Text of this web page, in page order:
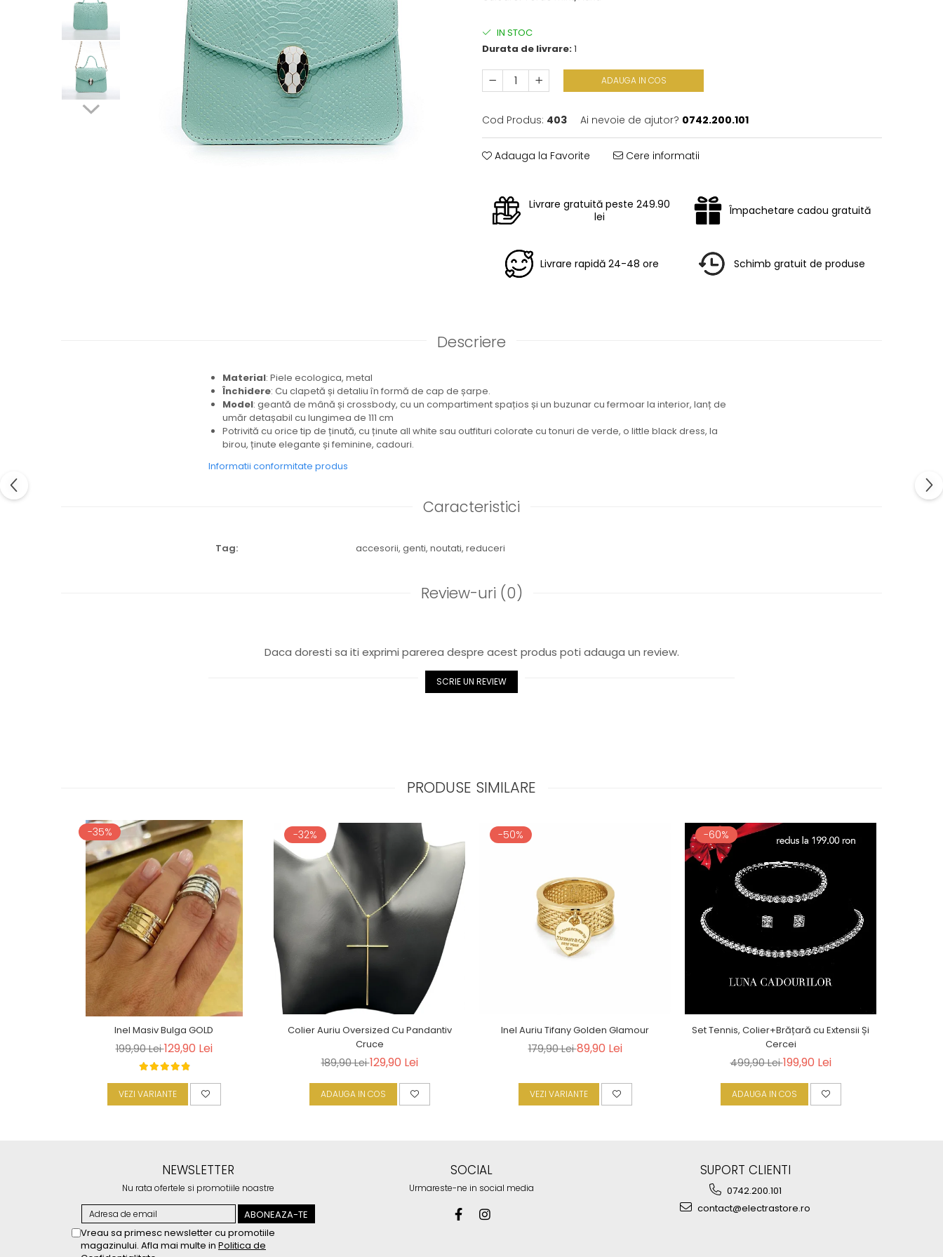
IN STOC
Durata de livrare:1
ADAUGA IN COS
Cod Produs: 403 Ai nevoie de ajutor? 0742.200.101
Adauga la Favorite Cere informatii
Livrare gratuită peste 249.90
lei
Împachetare cadou gratuită
Livrare rapidă 24-48 ore Schimb gratuit de produse
Descriere
Material: Piele ecologica, metal
Închidere: Cu clapetă și detaliu în formă de cap de șarpe.
Model: geantă de mână și crossbody, cu un compartiment spațios și un buzunar cu fermoar la interior, lanț de
umăr detașabil cu lungimea de 111 cm
Potrivită cu orice tip de ținută, cu ținute all white sau outfituri colorate cu tonuri de verde, o little black dress, la
birou, ținute elegante și feminine, cadouri.
Informatii conformitate produs
Caracteristici
Tag: accesorii, genti, noutati, reduceri
Review-uri (0)
Daca doresti sa iti exprimi parerea despre acest produs poti adauga un review.
SCRIE UN REVIEW
PRODUSE SIMILARE
-35%
Inel Masiv Bulga GOLD
199,90 Lei129,90 Lei
VEZI VARIANTE
-32%
Colier Auriu Oversized Cu Pandantiv
Cruce
189,90 Lei129,90 Lei
ADAUGA IN COS
-50%
Inel Auriu Tifany Golden Glamour
179,90 Lei89,90 Lei
VEZI VARIANTE
-60%
Set Tennis, Colier+Brățară cu Extensii Și
Cercei
499,90 Lei199,90 Lei
ADAUGA IN COS
NEWSLETTER
Nu rata ofertele si promotiile noastre
Vreau sa primesc newsletter cu promotiile
magazinului. Afla mai multe in Politica de
SOCIAL
Urmareste-ne in social media
SUPORT CLIENTI
0742.200.101
contact@electrastore.ro